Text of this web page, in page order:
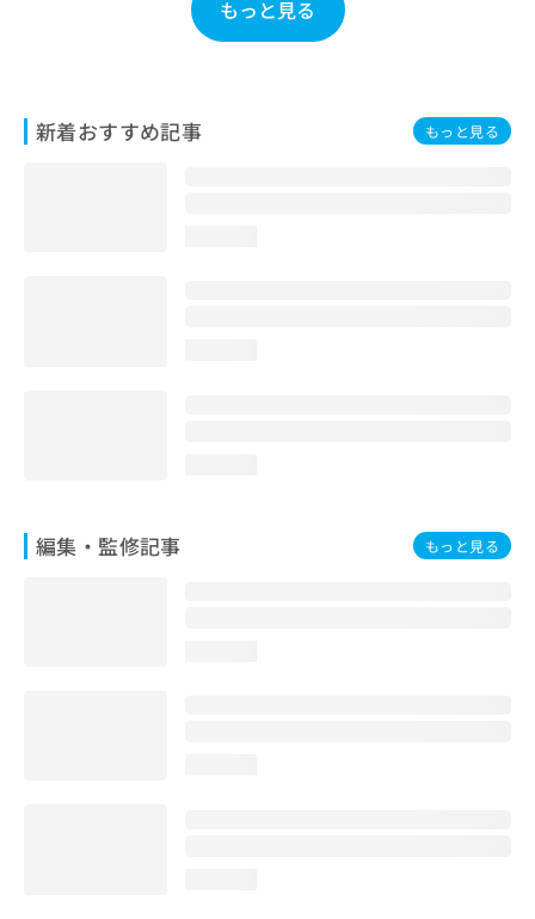
もっと見る
新着おすすめ記事 もっと見る
編集・監修記事 もっと見る
せ